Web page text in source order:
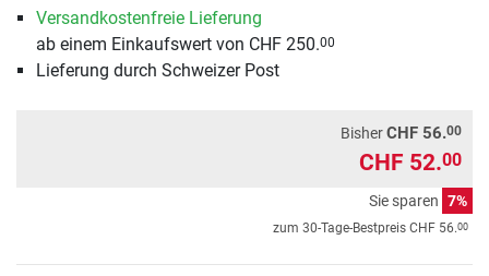
Versandkostenfreie Lieferung
ab einem Einkaufswert von CHF 250.00
Lieferung durch Schweizer Post
BisherCHF 56.00
CHF 52.00
Sie sparen 7%
zum 30-Tage-Bestpreis CHF 56.00